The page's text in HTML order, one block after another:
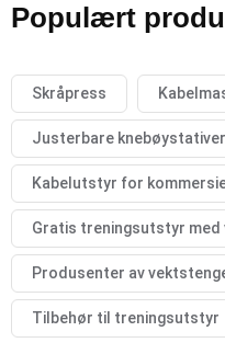
Populært
Skråpress
Justerbare knebøystativer
Kabelutstyr for
Gratis treningsutstyr med
Produsenter av
Tilbehør til treningsutstyr